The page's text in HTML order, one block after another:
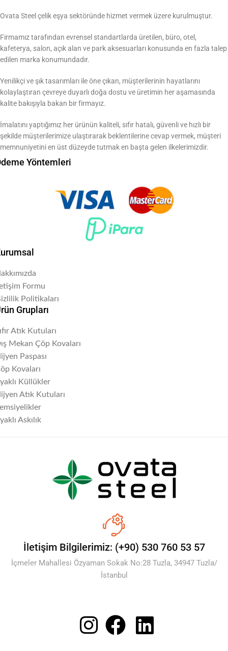
Ovata Steel çelik eşya sektöründe hizmet vermek üzere kurulmuştur.
Firmamız tarafından evrensel standartlarda üretilen, büro, otel,
kafeterya, salon, açık alan ve park aksesuarları konusunda en fazla talep
edilen marka konumundadır.
Yenilikçi ve şık tasarımları ile öne çıkan, müşterilerinin hayatlarını
kolaylaştıran çevreye duyarlı doğa dostu ve üretimin her aşamasında
kalite bakışıyla bakan bir firmayız.
İmalatını yaptığımız her ürünün kaliteli, sıfır hatalı, güvenli ve hızlı bir
şekilde müşterilerimize ulaştırarak beklentilerine cevap vermek, müşteri
memnuniyetini en üst düzeyde tutmak en başta gelen ilkelerimizdir.
Yöntemleri
Formu
Politikaları
Grupları
Atık Kutuları
Mekan Çöp Kovaları
Paspası
Kovaları
Küllükler
Atık Kutuları
Askılık
İletişim Bilgilerimiz: (+90) 530 760 53 57
İçmeler Mahallesi Özyaman Sokak No:28 Tuzla, 34947 Tuzla/
İstanbul